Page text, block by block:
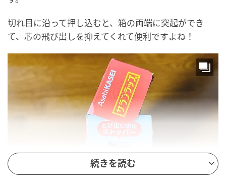
切れ目に沿って押し込むと、箱の両端に突起ができ
て、芯の飛び出しを抑えてくれて便利ですよね！
続きを読む